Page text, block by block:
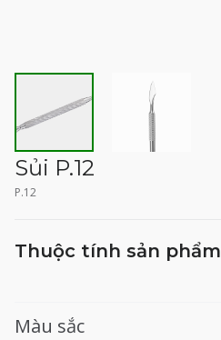
Sủi P.12
P.12
Thuộc tính sản phẩm
Màu sắc